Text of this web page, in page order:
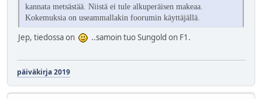
kannata metsästää. Niistä ei tule alkuperäisen makeaa.
Kokemuksia on useammallakin foorumin käyttäjällä.
Jep, tiedossa on ..samoin tuo Sungold on F1.
päiväkirja 2019